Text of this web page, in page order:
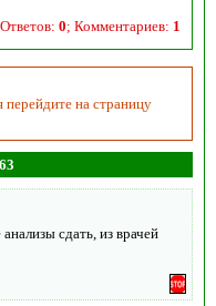
Ответов: 0; Комментариев: 1
перейдите на страницу
сдать, из врачей